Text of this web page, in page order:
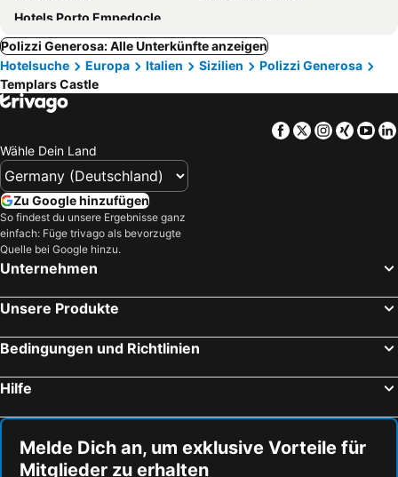
Hotels Porto Empedocle
Polizzi Generosa: Alle Unterkünfte anzeigen
Hotelsuche
Europa Italien Sizilien
Polizzi Generosa
Templars Castle
Facebook
TwitterXing
Wähle Dein Land
Zu Google hinzufügen
So findest du unsere Ergebnisse ganz
einfach: Füge trivago als bevorzugte
Quelle bei Google hinzu.
Unternehmen
Unsere Produkte
Bedingungen und Richtlinien
Hilfe
Melde Dich an, um exklusive Vorteile für
Mitglieder zu erhalten